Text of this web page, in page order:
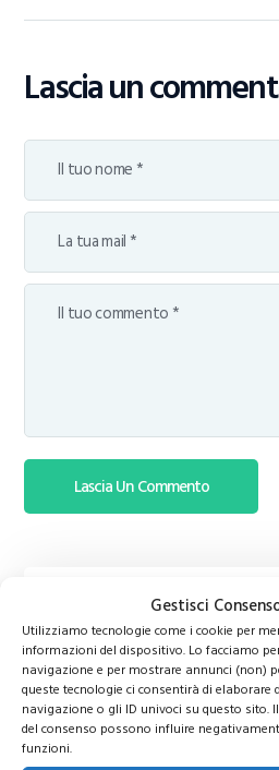
Gestisci
Utilizziamo tecnologie come i cookie per
informazioni del dispositivo. Lo facciamo
navigazione e per mostrare annunci (non)
queste tecnologie ci consentirà di
navigazione o gli ID univoci su questo sito.
del consenso possono influire
funzioni.
Lascia un